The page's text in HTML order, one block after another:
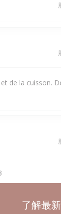
de la cuisson.
了解最